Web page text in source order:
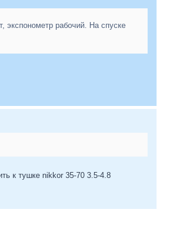
экспонометр рабочий. На спуске
к тушке nikkor 35-70 3.5-4.8